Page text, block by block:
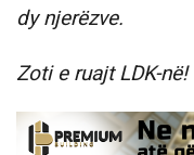
dy njerëzve.
Zoti e ruajt LDK-në!